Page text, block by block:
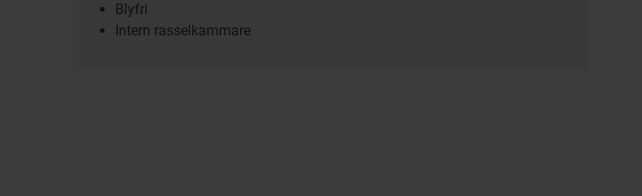
Blyfri
Intern rasselkammare